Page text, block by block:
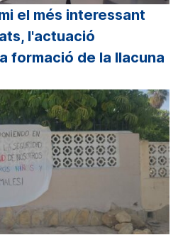
el més interessant
l'actuació
formació de la llacuna